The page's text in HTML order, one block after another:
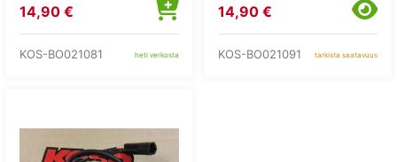
14,90 €
KOS-BO021081 heti verkosta
14,90 €
KOS-BO021091 tarkista saatavuus